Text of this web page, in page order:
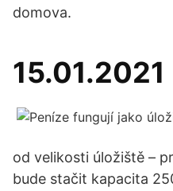
domova.
15.01.2021
od velikosti úložiště –⁠
bude stačit kapacita